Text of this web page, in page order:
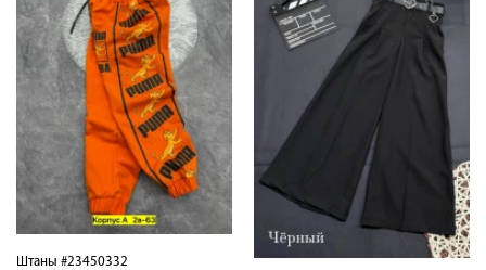
Штаны #23450332